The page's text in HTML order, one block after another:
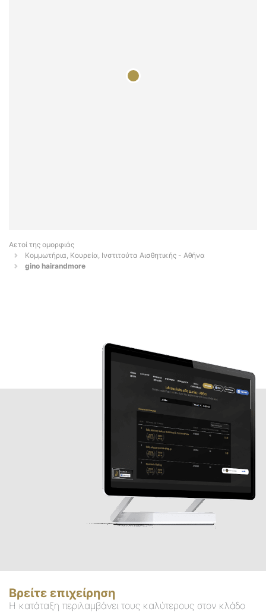
Αετοί της ομορφιάς
Κομμωτήρια, Κουρεία, Ινστιτούτα Αισθητικής - Αθήνα
gino hairandmore
Βρείτε επιχείρηση
Η κατάταξη περιλαμβάνει τους καλύτερους στον κλάδο